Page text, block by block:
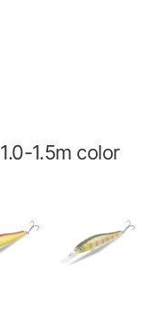
1.5m color